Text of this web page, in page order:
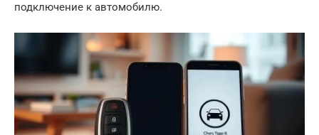
подключение к автомобилю.